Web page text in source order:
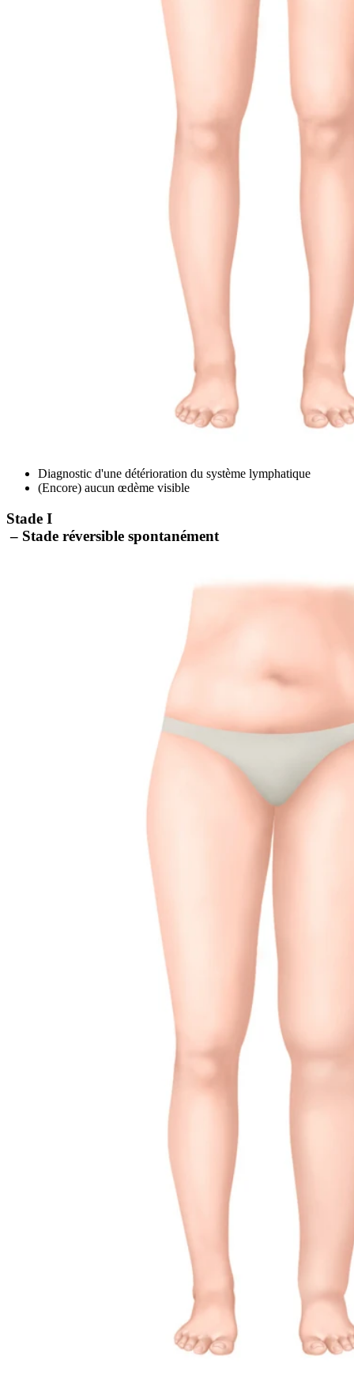
Diagnostic d'une détérioration du système lymphatique
(Encore) aucun œdème visible
Stade I
– Stade réversible spontanément